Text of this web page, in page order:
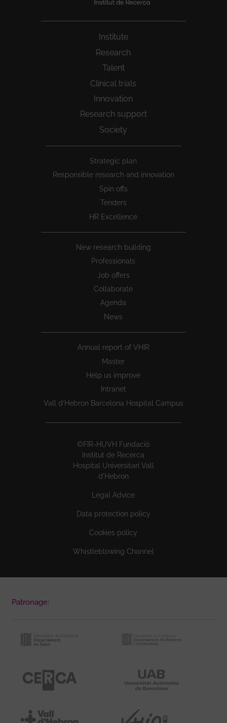
Institute
Research
Talent
Clinical trials
Innovation
Research support
Society
Strategic plan
Responsible research and innovation
Spin offs
Tenders
HR Excellence
New research building
Professionals
Job offers
Collaborate
Agenda
News
Annual report of VHIR
Master
Help us improve
Intranet
Vall d’Hebron Barcelona Hospital Campus
©FIR-HUVH Fundació
Institut de Recerca
Hospital Universitari Vall
d'Hebron
Legal Advice
Data protection policy
Cookies policy
Whistleblowing Channel
Patronage: